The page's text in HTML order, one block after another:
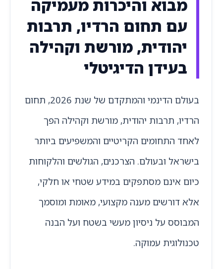
מבוא והיכרות מעמיקה
עם תחום הרדיו, תרבות
יהודית, מורשת וקהילה
בעידן הדיגיטלי
בעולם הדינמי והמתקדם של שנת 2026, תחום
הרדיו, תרבות יהודית, מורשת וקהילה הפך
לאחד התחומים הקריטיים והמשפיעים ביותר
בישראל ובעולם. הצרכנים, הגולשים והלקוחות
כיום אינם מסתפקים במידע שטחי או חלקי,
אלא דורשים מענה מקצועי, מאומת ומוסמך
המבוסס על ניסיון מעשי בשטח ועל הבנה
טכנולוגית עמוקה.